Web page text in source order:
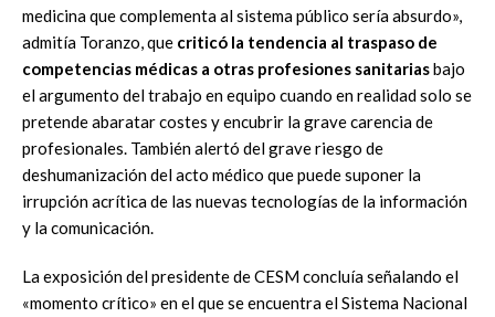
medicina que complementa al sistema público sería absurdo»,
admitía Toranzo, que criticó la tendencia al traspaso de
competencias médicas a otras profesiones sanitariasbajo
el argumento del trabajo en equipo cuando en realidad solo se
pretende abaratar costes y encubrir la grave carencia de
profesionales. También alertó del grave riesgo de
deshumanización del acto médico que puede suponer la
irrupción acrítica de las nuevas tecnologías de la información
y la comunicación.
La exposición del presidente de CESM concluía señalando el
«momento crítico» en el que se encuentra el Sistema Nacional